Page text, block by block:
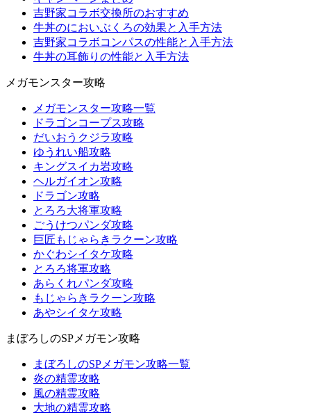
吉野家コラボ交換所のおすすめ
牛丼のにおいぶくろの効果と入手方法
吉野家コラボコンパスの性能と入手方法
牛丼の耳飾りの性能と入手方法
メガモンスター攻略
メガモンスター攻略一覧
ドラゴンコープス攻略
だいおうクジラ攻略
ゆうれい船攻略
キングスイカ岩攻略
ヘルガイオン攻略
ドラゴン攻略
とろろ大将軍攻略
ごうけつパンダ攻略
巨匠もじゃらきラクーン攻略
かぐわシイタケ攻略
とろろ将軍攻略
あらくれパンダ攻略
もじゃらきラクーン攻略
あやシイタケ攻略
まぼろしのSPメガモン攻略
まぼろしのSPメガモン攻略一覧
炎の精霊攻略
風の精霊攻略
大地の精霊攻略